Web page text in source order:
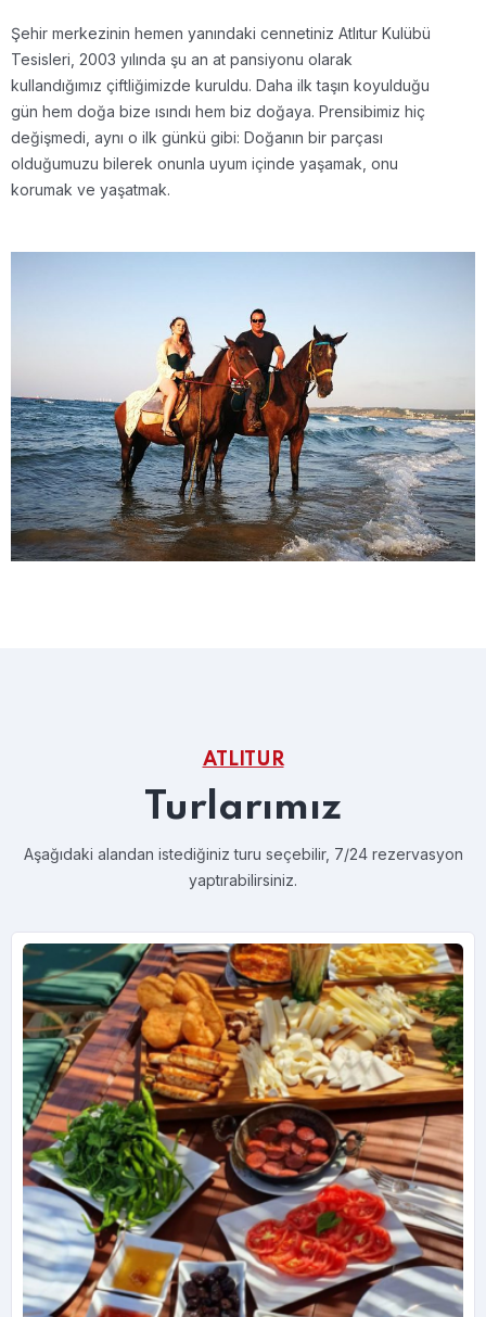
Şehir merkezinin hemen yanındaki cennetiniz Atlıtur Kulübü
Tesisleri, 2003 yılında şu an at pansiyonu olarak
kullandığımız çiftliğimizde kuruldu. Daha ilk taşın koyulduğu
gün hem doğa bize ısındı hem biz doğaya. Prensibimiz hiç
değişmedi, aynı o ilk günkü gibi: Doğanın bir parçası
olduğumuzu bilerek onunla uyum içinde yaşamak, onu
korumak ve yaşatmak.
ATLITUR
Turlarımız
Aşağıdaki alandan istediğiniz turu seçebilir, 7/24 rezervasyon
yaptırabilirsiniz.